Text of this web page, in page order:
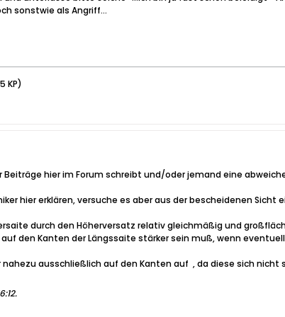
sonstwie als Angriff...
KP)
Beiträge hier im Forum schreibt und/oder jemand eine
hier erklären, versuche es aber aus der bescheidenen Sicht
durch den Höherversatz relativ gleichmäßig und
den Kanten der Längssaite stärker sein muß, wenn
ausschließlich auf den Kanten auf , da diese sich nicht
.